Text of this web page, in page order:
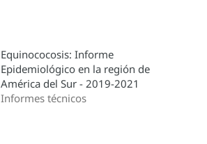
Equinococosis: Informe
Epidemiológico en la región de
América del Sur - 2019-2021
Informes técnicos